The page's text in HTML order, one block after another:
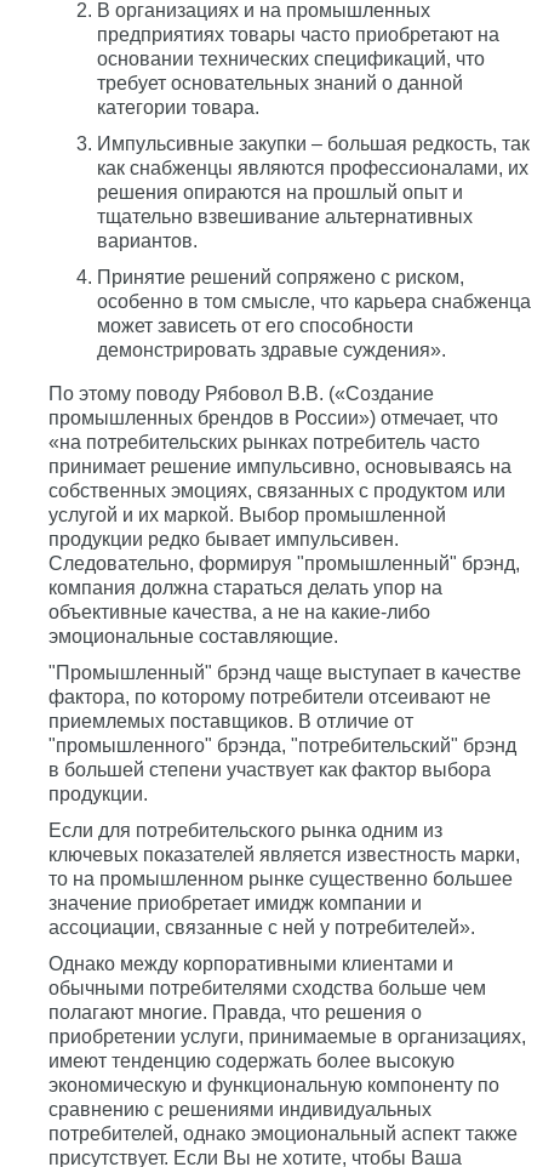
В организациях и на промышленных
предприятиях товары часто приобретают на
основании технических спецификаций, что
требует основательных знаний о данной
категории товара.
Импульсивные закупки – большая редкость, так
как снабженцы являются профессионалами, их
решения опираются на прошлый опыт и
тщательно взвешивание альтернативных
вариантов.
Принятие решений сопряжено с риском,
особенно в том смысле, что карьера снабженца
может зависеть от его способности
демонстрировать здравые суждения».
По этому поводу Рябовол В.В. («Создание
промышленных брендов в России») отмечает, что
«на потребительских рынках потребитель часто
принимает решение импульсивно, основываясь на
собственных эмоциях, связанных с продуктом или
услугой и их маркой. Выбор промышленной
продукции редко бывает импульсивен.
Следовательно, формируя "промышленный" брэнд,
компания должна стараться делать упор на
объективные качества, а не на какие-либо
эмоциональные составляющие.
"Промышленный" брэнд чаще выступает в качестве
фактора, по которому потребители отсеивают не
приемлемых поставщиков. В отличие от
"промышленного" брэнда, "потребительский" брэнд
в большей степени участвует как фактор выбора
продукции.
Если для потребительского рынка одним из
ключевых показателей является известность марки,
то на промышленном рынке существенно большее
значение приобретает имидж компании и
ассоциации, связанные с ней у потребителей».
Однако между корпоративными клиентами и
обычными потребителями сходства больше чем
полагают многие. Правда, что решения о
приобретении услуги, принимаемые в организациях,
имеют тенденцию содержать более высокую
экономическую и функциональную компоненту по
сравнению с решениями индивидуальных
потребителей, однако эмоциональный аспект также
присутствует. Если Вы не хотите, чтобы Ваша